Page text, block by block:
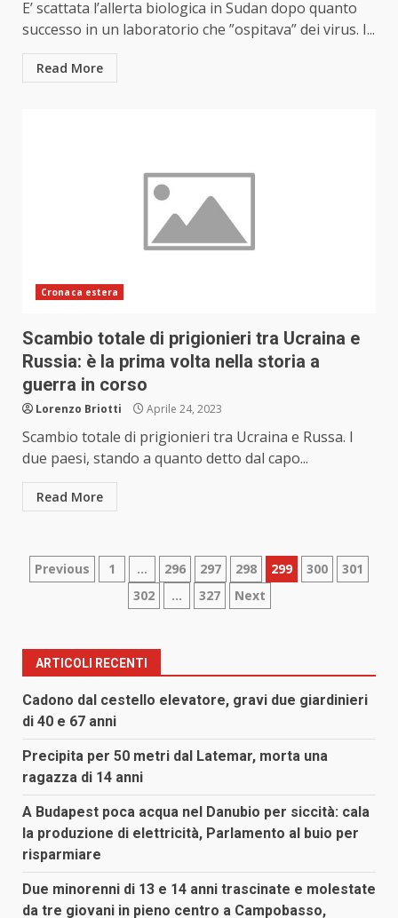
E’ scattata l’allerta biologica in Sudan dopo quanto
successo in un laboratorio che ”ospitava” dei virus. I...
Read More
Cronaca estera
Scambio totale di prigionieri tra Ucraina e
Russia: è la prima volta nella storia a
guerra in corso
Lorenzo Briotti Aprile 24, 2023
Scambio totale di prigionieri tra Ucraina e Russa. I
due paesi, stando a quanto detto dal capo...
Read More
Paginazione
articoli
Previous 1 … 296 297 298 299 300
301
302
… 327 Next
ARTICOLI RECENTI
Cadono dal cestello elevatore, gravi due giardinieri
di 40 e 67 anni
Precipita per 50 metri dal Latemar, morta una
ragazza di 14 anni
A Budapest poca acqua nel Danubio per siccità: cala
la produzione di elettricità, Parlamento al buio per
risparmiare
Due minorenni di 13 e 14 anni trascinate e molestate
da tre giovani in pieno centro a Campobasso,